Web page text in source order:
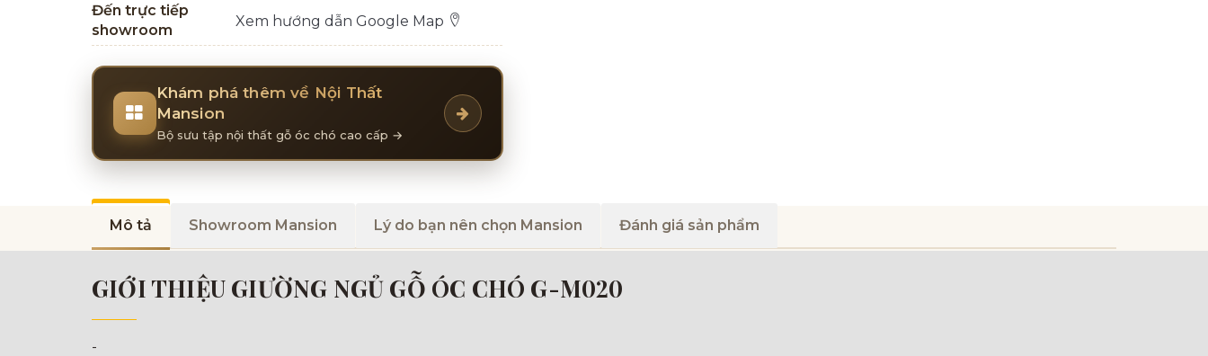
Đến trực tiếp
showroom
Xem hướng dẫn Google Map
Khám phá thêm về Nội Thất
Mansion
Bộ sưu tập nội thất gỗ óc chó cao cấp →
Mô tả Showroom Mansion Lý do bạn nên chọn Mansion Đánh giá sản phẩm
GIỚI THIỆU GIƯỜNG NGỦ GỖ ÓC CHÓ G-M020
-